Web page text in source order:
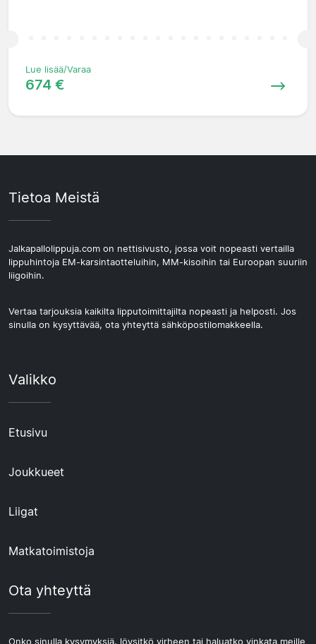
Lue lisää/Varaa
674 €
Tietoa Meistä
Jalkapallolippuja.com on nettisivusto, jossa voit nopeasti vertailla
lippuhintoja EM-karsintaotteluihin, MM-kisoihin tai Euroopan suuriin
liigoihin.
Vertaa tarjouksia kaikilta lipputoimittajilta nopeasti ja helposti. Jos
sinulla on kysyttävää, ota yhteyttä sähköpostilomakkeella.
Valikko
Etusivu
Joukkueet
Liigat
Matkatoimistoja
Ota yhteyttä
Onko sinulla kysymyksiä, löysitkö virheen tai haluatko vinkata meille